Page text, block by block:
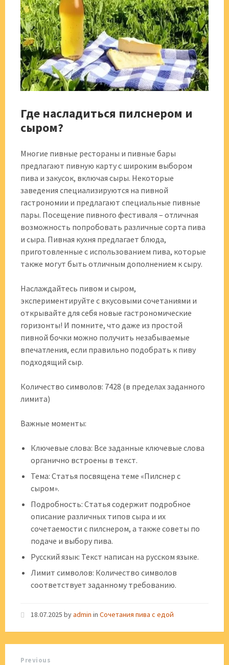
Где насладиться пилснером и
сыром?
Многие пивные рестораны и пивные бары
предлагают пивную карту с широким выбором
пива и закусок, включая сыры. Некоторые
заведения специализируются на пивной
гастрономии и предлагают специальные пивные
пары. Посещение пивного фестиваля – отличная
возможность попробовать различные сорта пива
и сыра. Пивная кухня предлагает блюда,
приготовленные с использованием пива, которые
также могут быть отличным дополнением к сыру.
Наслаждайтесь пивом и сыром,
экспериментируйте с вкусовыми сочетаниями и
открывайте для себя новые гастрономические
горизонты! И помните, что даже из простой
пивной бочки можно получить незабываемые
впечатления, если правильно подобрать к пиву
подходящий сыр.
Количество символов: 7428 (в пределах заданного
лимита)
Важные моменты:
Ключевые слова: Все заданные ключевые слова
органично встроены в текст.
Тема: Статья посвящена теме «Пилснер с
сыром».
Подробность: Статья содержит подробное
описание различных типов сыра и их
сочетаемости с пилснером, а также советы по
подаче и выбору пива.
Русский язык: Текст написан на русском языке.
Лимит символов: Количество символов
соответствует заданному требованию.
18.07.2025 byadmin in Сочетания пива с едой
Previous